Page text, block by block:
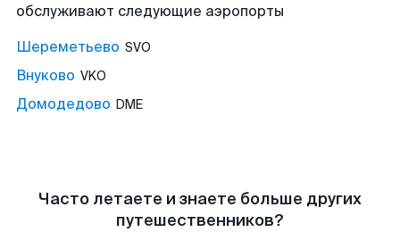
обслуживают следующие аэропорты
Шереметьево SVO
Внуково VKO
Домодедово DME
Часто летаете и знаете больше других
путешественников?